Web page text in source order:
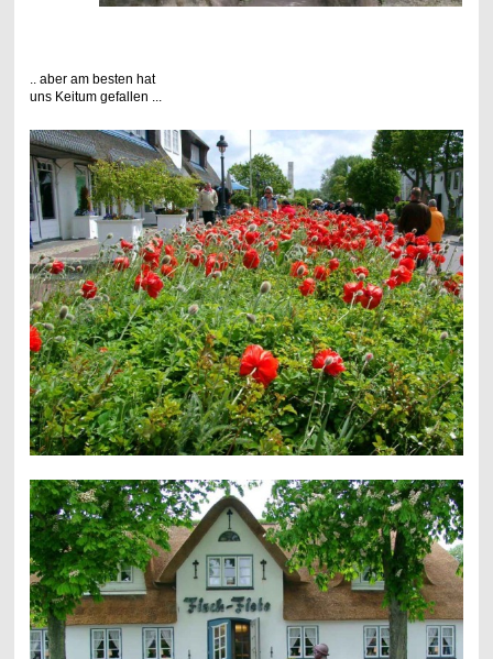
.. aber am besten hat
uns Keitum gefallen ...